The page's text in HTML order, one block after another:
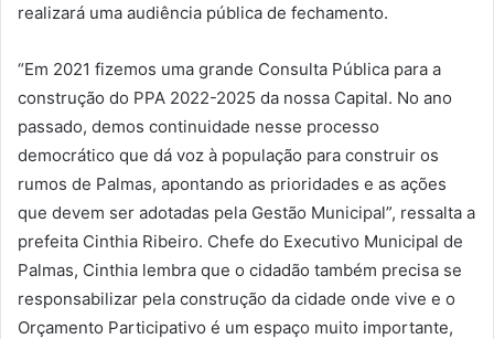
realizará uma audiência pública de fechamento.
“Em 2021 fizemos uma grande Consulta Pública para a
construção do PPA 2022-2025 da nossa Capital. No ano
passado, demos continuidade nesse processo
democrático que dá voz à população para construir os
rumos de Palmas, apontando as prioridades e as ações
que devem ser adotadas pela Gestão Municipal”, ressalta a
prefeita Cinthia Ribeiro. Chefe do Executivo Municipal de
Palmas, Cinthia lembra que o cidadão também precisa se
responsabilizar pela construção da cidade onde vive e o
Orçamento Participativo é um espaço muito importante,